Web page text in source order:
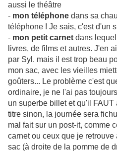
aussi le théâtre
- mon téléphone dans sa
téléphone ! Je sais, c'est d'un
- mon petit carnet dans
livres, de films et autres. J'en
par Syl. mais il est trop beau
mon sac, avec les vieilles
goûters... Le problème c'est
ordinaire, je ne l'ai pas
un superbe billet et qu'il
titre sinon, la journée sera
mal fait sur un post-it, comme
carnet ou ceux que je
sac (à droite de la pomme de